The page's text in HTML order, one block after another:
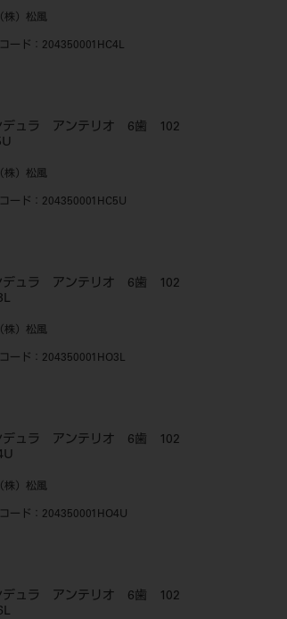
（株）松風
ード ：204350001HC4L
デュラ アンテリオ 6歯 102
（株）松風
ード ：204350001HC5U
デュラ アンテリオ 6歯 102
（株）松風
ード ：204350001HO3L
デュラ アンテリオ 6歯 102
（株）松風
ード ：204350001HO4U
デュラ アンテリオ 6歯 102